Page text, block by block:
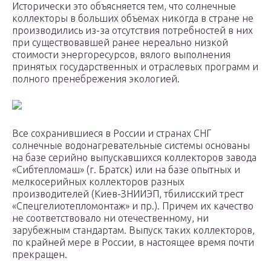
Исторически это объясняется тем, что солнечные
коллекторы в больших объемах никогда в стране не
производились из-за отсутствия потребностей в них
при существовавшей ранее нереально низкой
стоимости энергоресурсов, вялого выполнения
принятых государственных и отраслевых программ и
полного пренебрежения экологией.
Все сохранившиеся в России и странах СНГ
солнечные водонагревательные системы основаны
на базе серийно выпускавшихся коллекторов завода
«Сибтепломаш» (г. Братск) или на базе опытных и
мелкосерийных коллекторов разных
производителей (Киев-ЗНИИЭП, тбилисский трест
«Спецгелиотепломонтаж» и пр.). Причем их качество
не соответствовало ни отечественному, ни
зарубежным стандартам. Выпуск таких коллекторов,
по крайней мере в России, в настоящее время почти
прекращен.